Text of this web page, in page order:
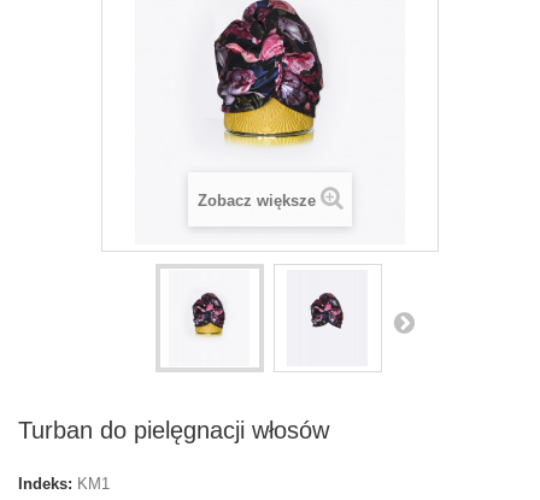
Zobacz większe
Turban do pielęgnacji włosów
Indeks: KM1